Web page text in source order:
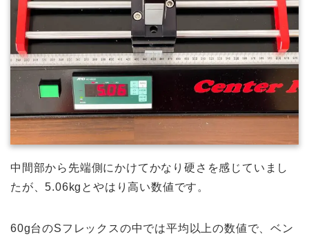
中間部から先端側にかけてかなり硬さを感じていまし
たが、5.06kgとやはり高い数値です。
60g台のSフレックスの中では平均以上の数値で、ベン